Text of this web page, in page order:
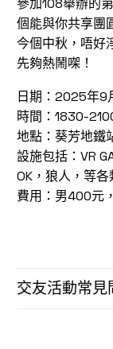
個能與你共享團
今個中秋，唔好
先夠熱鬧㗎！
日期：2025年9
時間：1830-
地點：葵芳地鐵
設施包括：VR
OK，狼人，等各
費用：男400元
交友活動常見